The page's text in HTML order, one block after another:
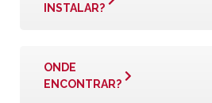
INSTALAR?
ONDE
ENCONTRAR?